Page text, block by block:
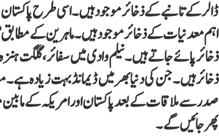
ڈالر کے تانبے کے ذخائر موجود ہیں۔ اسی طرح
اہم معدنیات کے ذخائر موجود ہیں۔ ماہرین کے
ذخائر پائے جاتے ہیں۔ نیلم وادی میں سفائر، گلگت
ذخائر ہیں۔جن کی دنیا بھر میں ڈیمانڈ بہت زیادہ
صدر سے ملاقات کے بعد پاکستان اور امریکہ کے
پھر جائیں گے۔